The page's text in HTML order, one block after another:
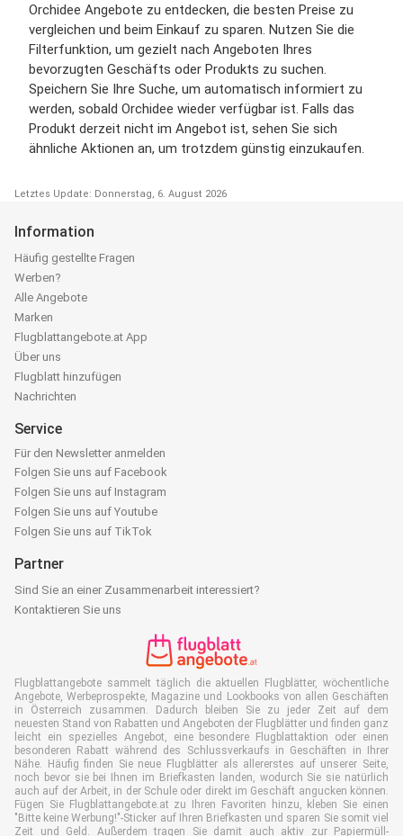
Orchidee Angebote zu entdecken, die besten Preise zu
vergleichen und beim Einkauf zu sparen. Nutzen Sie die
Filterfunktion, um gezielt nach Angeboten Ihres
bevorzugten Geschäfts oder Produkts zu suchen.
Speichern Sie Ihre Suche, um automatisch informiert zu
werden, sobald Orchidee wieder verfügbar ist. Falls das
Produkt derzeit nicht im Angebot ist, sehen Sie sich
ähnliche Aktionen an, um trotzdem günstig einzukaufen.
Letztes Update: Donnerstag, 6. August 2026
Information
Häufig gestellte Fragen
Werben?
Alle Angebote
Marken
Flugblattangebote.at App
Über uns
Flugblatt hinzufügen
Nachrichten
Service
Für den Newsletter anmelden
Folgen Sie uns auf Facebook
Folgen Sie uns auf Instagram
Folgen Sie uns auf Youtube
Folgen Sie uns auf TikTok
Partner
Sind Sie an einer Zusammenarbeit interessiert?
Kontaktieren Sie uns
Flugblattangebote sammelt täglich die aktuellen Flugblätter, wöchentliche
Angebote, Werbeprospekte, Magazine und Lookbooks von allen Geschäften
in Österreich zusammen. Dadurch bleiben Sie zu jeder Zeit auf dem
neuesten Stand von Rabatten und Angeboten der Flugblätter und finden ganz
leicht ein spezielles Angebot, eine besondere Flugblattaktion oder einen
besonderen Rabatt während des Schlussverkaufs in Geschäften in Ihrer
Nähe. Häufig finden Sie neue Flugblätter als allererstes auf unserer Seite,
noch bevor sie bei Ihnen im Briefkasten landen, wodurch Sie sie natürlich
auch auf der Arbeit, in der Schule oder direkt im Geschäft angucken können.
Fügen Sie Flugblattangebote.at zu Ihren Favoriten hinzu, kleben Sie einen
"Bitte keine Werbung!"-Sticker auf Ihren Briefkasten und sparen Sie somit viel
Zeit und Geld. Außerdem tragen Sie damit auch aktiv zur Papiermüll-